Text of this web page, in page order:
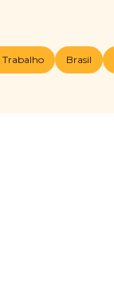
Trabalho Brasil